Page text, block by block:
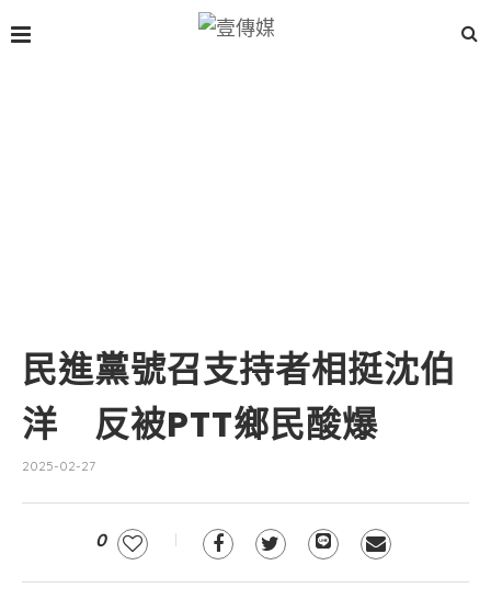
民進黨號召支持者相挺沈伯
洋 反被PTT鄉民酸爆
2025-02-27
0